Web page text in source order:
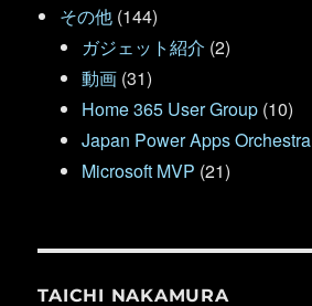
その他 (144)
ガジェット紹介 (2)
動画 (31)
Home 365 User Group (10)
Japan Power Apps Orchestra
Microsoft MVP (21)
TAICHI NAKAMURA